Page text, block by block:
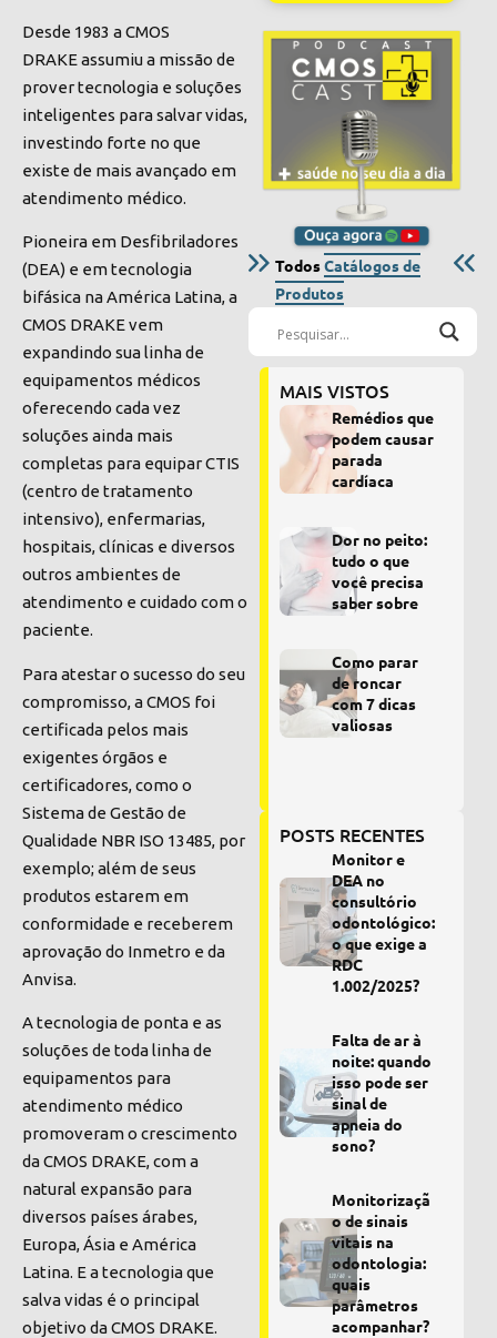
Desde 1983 a CMOS
DRAKE assumiu a missão de
prover tecnologia e soluções
inteligentes para salvar vidas,
investindo forte no que
existe de mais avançado em
atendimento médico.
Pioneira em Desfibriladores
(DEA) e em tecnologia
bifásica na América Latina, a
CMOS DRAKE vem
expandindo sua linha de
equipamentos médicos
oferecendo cada vez
soluções ainda mais
completas para equipar CTIS
(centro de tratamento
intensivo), enfermarias,
hospitais, clínicas e diversos
outros ambientes de
atendimento e cuidado com o
paciente.
Para atestar o sucesso do seu
compromisso, a CMOS foi
certificada pelos mais
exigentes órgãos e
certificadores, como o
Sistema de Gestão de
Qualidade NBR ISO 13485, por
exemplo; além de seus
produtos estarem em
conformidade e receberem
aprovação do Inmetro e da
Anvisa.
A tecnologia de ponta e as
soluções de toda linha de
equipamentos para
atendimento médico
promoveram o crescimento
da CMOS DRAKE, com a
natural expansão para
diversos países árabes,
Europa, Ásia e América
Latina. E a tecnologia que
salva vidas é o principal
objetivo da CMOS DRAKE.
TodosCatálogos de
Produtos
MAIS VISTOS
Remédios que
podem causar
parada
cardíaca
Dor no peito:
tudo o que
você precisa
saber sobre
Como parar
de roncar
com 7 dicas
valiosas
POSTS RECENTES
Monitor e
DEA no
consultório
odontológico:
o que exige a
RDC
1.002/2025?
Falta de ar à
noite: quando
isso pode ser
sinal de
apneia do
sono?
Monitorizaçã
o de sinais
vitais na
odontologia:
quais
parâmetros
acompanhar?